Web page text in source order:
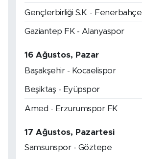
Gençlerbirliği S.K. - Fenerbahçe
Gaziantep FK - Alanyaspor
16 Ağustos, Pazar
Başakşehir - Kocaelispor
Beşiktaş - Eyüpspor
Amed - Erzurumspor FK
17 Ağustos, Pazartesi
Samsunspor - Göztepe